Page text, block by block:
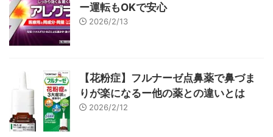
ー運転もOKで安心
2026/2/13
【花粉症】フルナーゼ点鼻薬で鼻づま
りが楽になるー他の薬との違いとは
2026/2/12